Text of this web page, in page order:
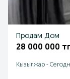
Продам Дом
28 000 000
Кызылжар -